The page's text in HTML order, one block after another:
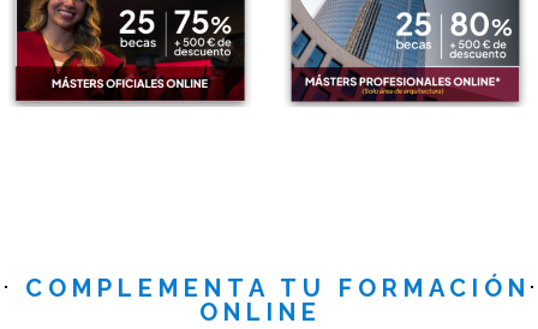
COMPLEMENTA TU FORMACIÓN
ONLINE